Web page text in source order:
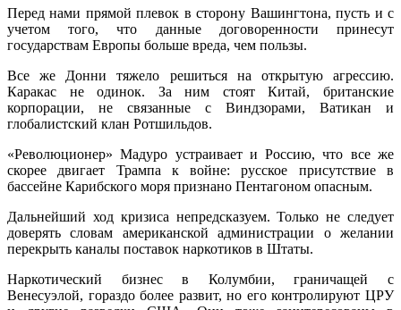
Перед нами прямой плевок в сторону Вашингтона, пусть и с
учетом того, что данные договоренности принесут
государствам Европы больше вреда, чем пользы.
Все же Донни тяжело решиться на открытую агрессию.
Каракас не одинок. За ним стоят Китай, британские
корпорации, не связанные с Виндзорами, Ватикан и
глобалистский клан Ротшильдов.
«Революционер» Мадуро устраивает и Россию, что все же
скорее двигает Трампа к войне: русское присутствие в
бассейне Карибского моря признано Пентагоном опасным.
Дальнейший ход кризиса непредсказуем. Только не следует
доверять словам американской администрации о желании
перекрыть каналы поставок наркотиков в Штаты.
Наркотический бизнес в Колумбии, граничащей с
Венесуэлой, гораздо более развит, но его контролируют ЦРУ